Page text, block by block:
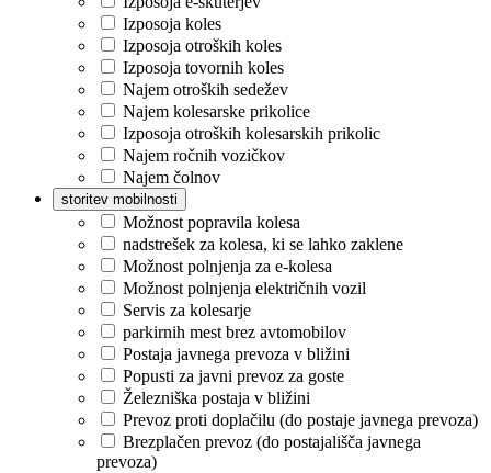
Izposoja koles
Izposoja otroških koles
Izposoja tovornih koles
Najem otroških sedežev
Najem kolesarske prikolice
Izposoja otroških kolesarskih prikolic
Najem ročnih vozičkov
Najem čolnov
storitev mobilnosti
Možnost popravila kolesa
nadstrešek za kolesa, ki se lahko zaklene
Možnost polnjenja za e-kolesa
Možnost polnjenja električnih vozil
Servis za kolesarje
parkirnih mest brez avtomobilov
Postaja javnega prevoza v bližini
Popusti za javni prevoz za goste
Železniška postaja v bližini
Prevoz proti doplačilu (do postaje javnega prevoza)
Brezplačen prevoz (do postajališča javnega
prevoza)